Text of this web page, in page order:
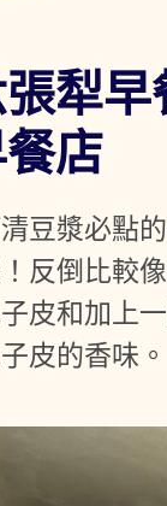
犁
店
豆漿必點
反倒比較
皮和加上
皮的香味。